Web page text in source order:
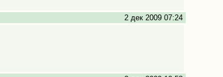
2 дек 2009 07:24